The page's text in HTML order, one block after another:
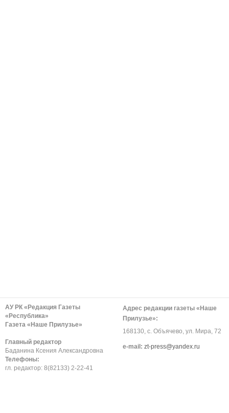
АУ РК «Редакция Газеты
«Республика»
Газета «Наше Прилузье»
Главный редактор
Баданина Ксения Александровна
Телефоны:
гл. редактор: 8(82133) 2-22-41
Адрес редакции газеты «Наше
Прилузье»:
168130, с. Объячево, ул. Мира, 72
е-mail: zt-press@yandex.ru